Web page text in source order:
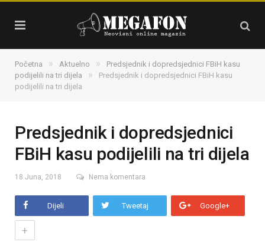
Početna » Aktuelno »
Predsjednik i dopredsjednici FBiH kasu
podijelili na tri dijela
»
Predsjednik i dopredsjednici FBiH kasu
podijelili na tri dijela
Predsjednik i dopredsjednici
FBiH kasu podijelili na tri dijela
18 Juna, 2018 Nema komentara
Dijeli Tweetaj Google+
+